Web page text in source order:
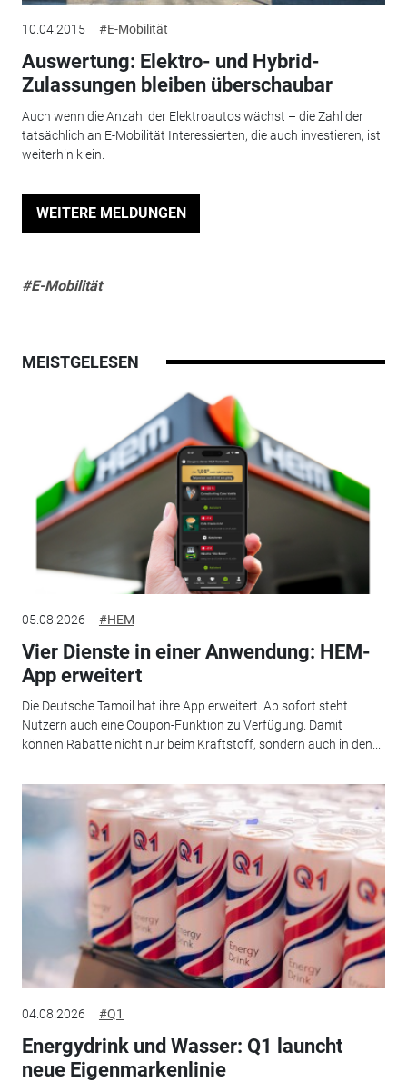
10.04.2015 #E-Mobilität
Auswertung: Elektro- und Hybrid-
Zulassungen bleiben überschaubar
Auch wenn die Anzahl der Elektroautos wächst – die Zahl der
tatsächlich an E-Mobilität Interessierten, die auch investieren, ist
weiterhin klein.
WEITERE MELDUNGEN
#E-Mobilität
MEISTGELESEN
05.08.2026 #HEM
Vier Dienste in einer Anwendung: HEM-
App erweitert
Die Deutsche Tamoil hat ihre App erweitert. Ab sofort steht
Nutzern auch eine Coupon-Funktion zu Verfügung. Damit
können Rabatte nicht nur beim Kraftstoff, sondern auch in den...
04.08.2026 #Q1
Energydrink und Wasser: Q1 launcht
neue Eigenmarkenlinie